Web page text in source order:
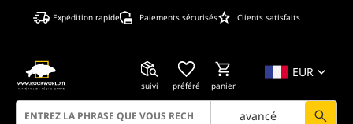
Expédition rapide Paiements sécurisés Clients satisfaits
EUR
suivi préféré panier
avancé